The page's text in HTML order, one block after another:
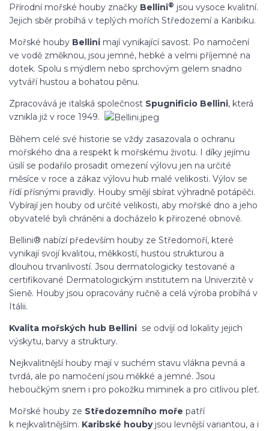
Přírodní mořské houby značky Bellini® jsou vysoce kvalitní.
Jejich sběr probíhá v teplých mořích Středozemí a Karibiku.
Mořské houby Bellini mají vynikající savost. Po namočení
ve vodě změknou, jsou jemné, hebké a velmi příjemné na
dotek. Spolu s mýdlem nebo sprchovým gelem snadno
vytváří hustou a bohatou pěnu.
Zpracovává je italská společnost Spugnificio Bellini, která
vznikla již v roce 1949.
Během celé své historie se vždy zasazovala o ochranu
mořského dna a respekt k mořskému životu. I díky jejímu
úsilí se podařilo prosadit omezení výlovu jen na určité
měsíce v roce a zákaz výlovu hub malé velikosti. Výlov se
řídí přísnými pravidly. Houby smějí sbírat výhradně potápěči.
Vybírají jen houby od určité velikosti, aby mořské dno a jeho
obyvatelé byli chráněni a docházelo k přirozené obnově.
Bellini® nabízí především houby ze Středomoří, které
vynikají svojí kvalitou, měkkostí, hustou strukturou a
dlouhou trvanlivostí. Jsou dermatologicky testované a
certifikované Dermatologickým institutem na Univerzitě v
Sieně. Houby jsou opracovány ručně a celá výroba probíhá v
Itálii.
Kvalita mořských hub Bellini se odvíjí od lokality jejich
výskytu, barvy a struktury.
Nejkvalitnější houby mají v suchém stavu vlákna pevná a
tvrdá, ale po namočení jsou měkké a jemné. Jsou
heboučkým snem i pro pokožku miminek a pro citlivou pleť.
Mořské houby ze Středozemního moře patří
k nejkvalitnějším. Karibské houbyjsou levnější variantou, a i